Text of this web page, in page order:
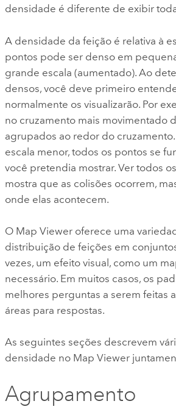
densidade é diferente de exibir
A densidade da feição é relativa à
pontos pode ser denso em
grande escala (aumentado). Ao
densos, você deve primeiro
normalmente os visualizarão. Por
no cruzamento mais movimentado
agrupados ao redor do
escala menor, todos os pontos se
você pretendia mostrar. Ver todos
mostra que as colisões ocorrem,
onde elas acontecem.
O Map Viewer oferece uma
distribuição de feições em
vezes, um efeito visual, como um
necessário. Em muitos casos, os
melhores perguntas a serem feitas
áreas para respostas.
As seguintes seções descrevem
densidade no Map Viewer
Agrupamento